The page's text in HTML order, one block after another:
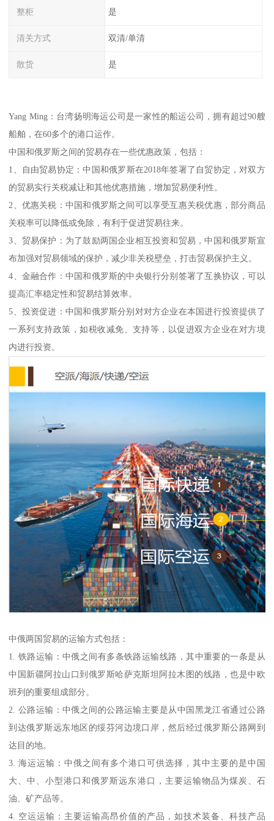
整柜 是
清关方式 双清/单清
散货 是
Yang Ming：台湾扬明海运公司是一家性的船运公司，拥有超过90艘
船舶，在60多个的港口运作。
中国和俄罗斯之间的贸易存在一些优惠政策，包括：
1、自由贸易协定：中国和俄罗斯在2018年签署了自贸协定，对双方
的贸易实行关税减让和其他优惠措施，增加贸易便利性。
2、优惠关税：中国和俄罗斯之间可以享受互惠关税优惠，部分商品
关税率可以降低或免除，有利于促进贸易往来。
3、贸易保护：为了鼓励两国企业相互投资和贸易，中国和俄罗斯宣
布加强对贸易领域的保护，减少非关税壁垒，打击贸易保护主义。
4、金融合作：中国和俄罗斯的中央银行分别签署了互换协议，可以
提高汇率稳定性和贸易结算效率。
5、投资促进：中国和俄罗斯分别对对方企业在本国进行投资提供了
一系列支持政策，如税收减免、支持等，以促进双方企业在对方境
内进行投资。
中俄两国贸易的运输方式包括：
1. 铁路运输：中俄之间有多条铁路运输线路，其中重要的一条是从
中国新疆阿拉山口到俄罗斯哈萨克斯坦阿拉木图的线路，也是中欧
班列的重要组成部分。
2. 公路运输：中俄之间的公路运输主要是从中国黑龙江省通过公路
到达俄罗斯远东地区的绥芬河边境口岸，然后经过俄罗斯公路网到
达目的地。
3. 海运运输：中俄之间有多个港口可供选择，其中主要的是中国
大、中、小型港口和俄罗斯远东港口，主要运输物品为煤炭、石
油、矿产品等。
4. 空运运输：主要运输高昂价值的产品，如技术装备、科技产品